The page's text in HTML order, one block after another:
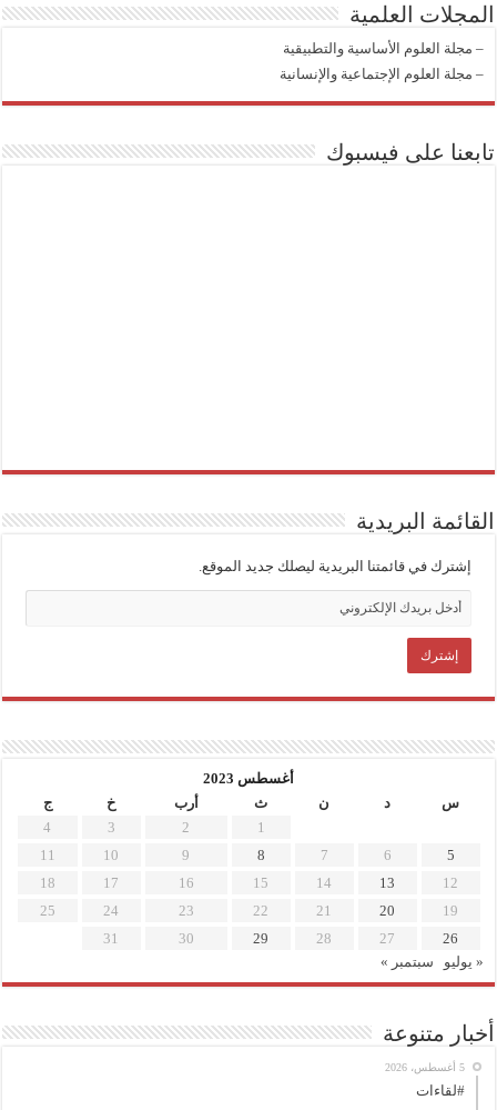
المجلات العلمية
– مجلة العلوم الأساسية والتطبيقية
– مجلة العلوم الإجتماعية والإنسانية
تابعنا على فيسبوك
القائمة البريدية
إشترك في قائمتنا البريدية ليصلك جديد الموقع.
أغسطس 2023
س
د ن ث أرب خ
ج
1
2
3
4
5
6
7
8
9
10
11
12
13
14
15
16
17
18
19
20
21
22
23
24
25
26
27
28
29
30
31
« يوليو
سبتمبر »
أخبار متنوعة
5 أغسطس، 2026
#لقاءات